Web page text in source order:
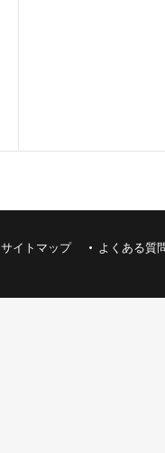
サイトマップ よくある質